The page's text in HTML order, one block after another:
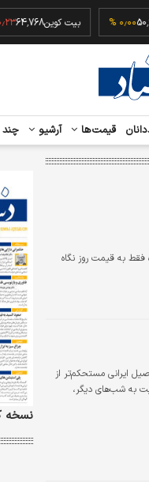
50,991 بیت کوین
قیمت‌ها آرشیو چند
به قیمت روز نگاه
ایرانی مستحکم‌تر از
و کاهش ۶درصدی ترافیک نسبت به شب‌های دیگر،
نسخه